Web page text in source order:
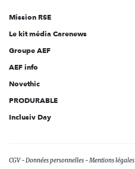
Mission RSE
Le kit média Carenews
Groupe AEF
AEF info
Novethic
PRODURABLE
Inclusiv Day
CGV Données personnelles Mentions légales